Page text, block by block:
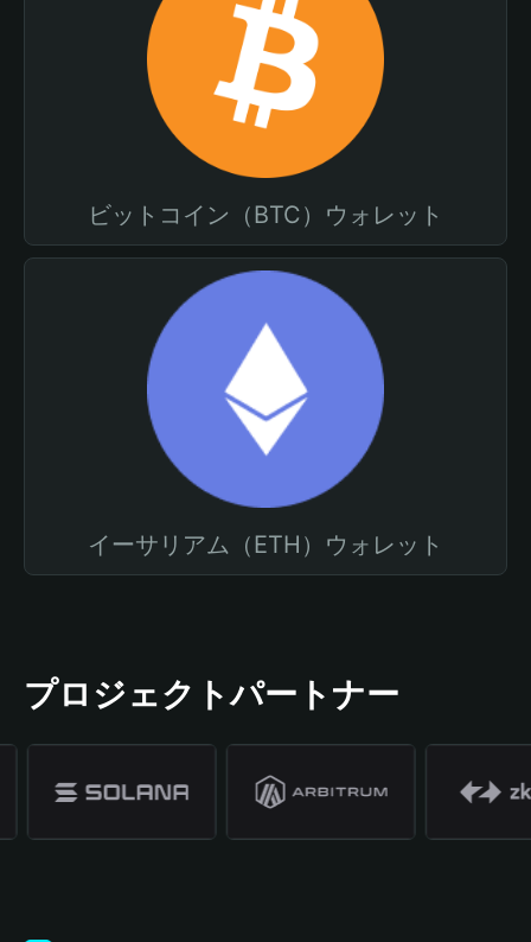
ビットコイン（BTC）ウォレット
イーサリアム（ETH）ウォレット
プロジェクトパートナー